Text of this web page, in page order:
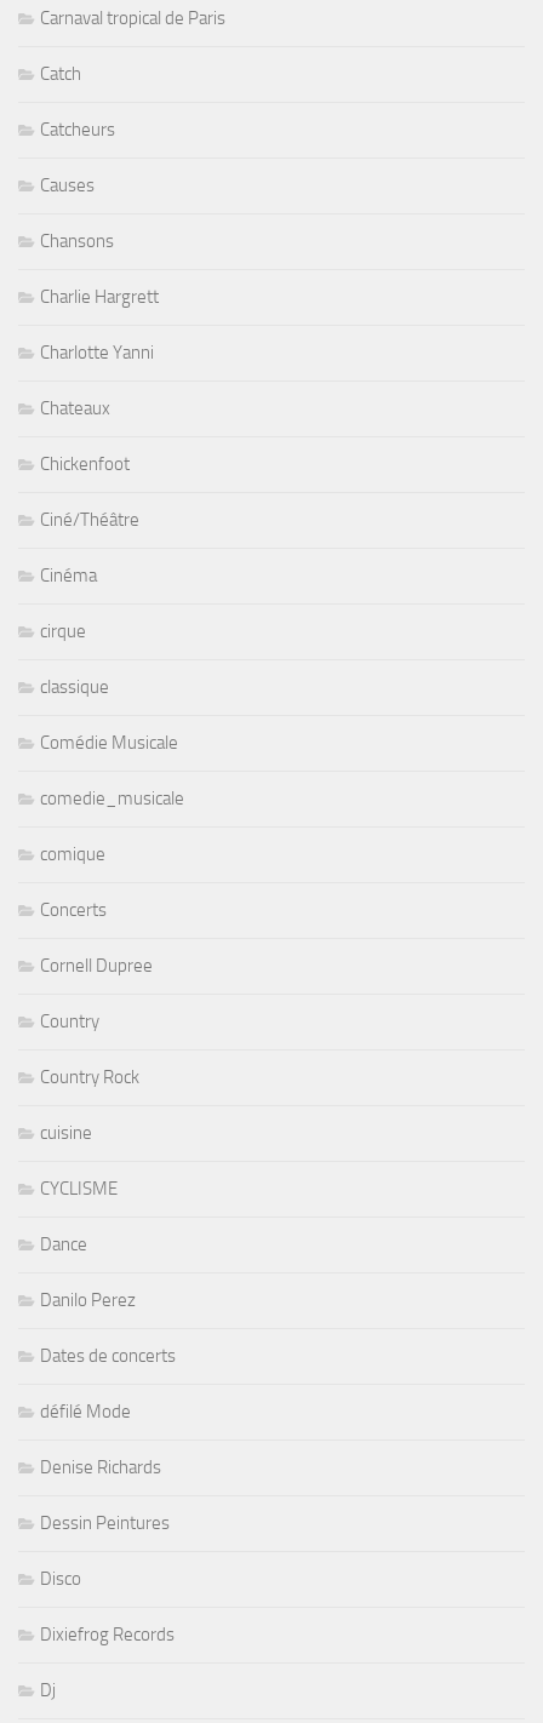
Carnaval tropical de Paris
Catch
Catcheurs
Causes
Chansons
Charlie Hargrett
Charlotte Yanni
Chateaux
Chickenfoot
Ciné/Théâtre
Cinéma
cirque
classique
Comédie Musicale
comedie_musicale
comique
Concerts
Cornell Dupree
Country
Country Rock
cuisine
CYCLISME
Dance
Danilo Perez
Dates de concerts
défilé Mode
Denise Richards
Dessin Peintures
Disco
Dixiefrog Records
Dj